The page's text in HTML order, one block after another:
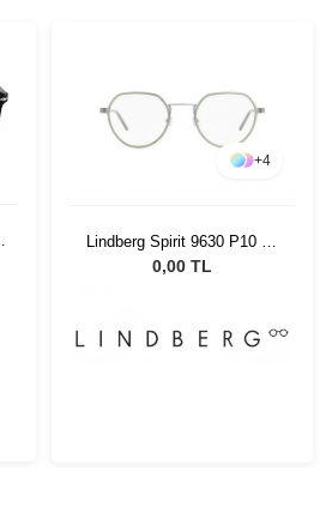
+4
Lindberg Spirit 9630 P10 50
135
0,00 TL